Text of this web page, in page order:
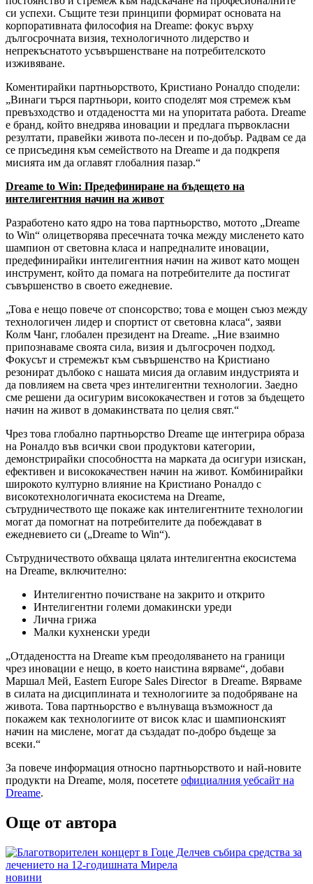
си успехи. Същите тези принципи формират основата на
корпоративната философия на Dreame: фокус върху
дългосрочната визия, технологичното лидерство и
непрекъснатото усъвършенстване на потребителското
изживяване.
Коментирайки партньорството, Кристиано Роналдо сподели:
„Винаги търся партньори, които споделят моя стремеж към
превъзходство и отдадеността ми на упоритата работа. Dreame
е бранд, който внедрява иновации и предлага първокласни
резултати, правейки живота по-лесен и по-добър. Радвам се да
се присъединя към семейството на Dreame и да подкрепя
мисията им да оглавят глобалния пазар.“
Dreame to Win: Предефиниране на бъдещето на
интелигентния начин на живот
Разработено като ядро на това партньорство, мотото „Dreame
to Win“ олицетворява пресечната точка между мисленето като
шампион от световна класа и напредналите иновации,
предефинирайки интелигентния начин на живот като мощен
инструмент, който да помага на потребителите да постигат
съвършенство в своето ежедневие.
„Това е нещо повече от спонсорство; това е мощен съюз между
технологичен лидер и спортист от световна класа“, заяви
Колм Чанг, глобален президент на Dreame. „Ние взаимно
припознаваме своята сила, визия и дългосрочен подход.
Фокусът и стремежът към съвършенство на Кристиано
резонират дълбоко с нашата мисия да оглавим индустрията и
да повлияем на света чрез интелигентни технологии. Заедно
сме решени да осигурим висококачествен и готов за бъдещето
начин на живот в домакинствата по целия свят.“
Чрез това глобално партньорство Dreame ще интегрира образа
на Роналдо във всички свои продуктови категории,
демонстрирайки способността на марката да осигури изискан,
ефективен и висококачествен начин на живот. Комбинирайки
широкото културно влияние на Кристиано Роналдо с
високотехнологичната екосистема на Dreame,
сътрудничеството ще покаже как интелигентните технологии
могат да помогнат на потребителите да побеждават в
ежедневието си („Dreame to Win“).
Сътрудничеството обхваща цялата интелигентна екосистема
на Dreame, включително:
Интелигентно почистване на закрито и открито
Интелигентни големи домакински уреди
Лична грижа
Малки кухненски уреди
„Отдадеността на Dreame към преодоляването на граници
чрез иновации е нещо, в което наистина вярваме“, добави
Маршал Мей, Eastern Europe Sales Director в Dreame. Вярваме
в силата на дисциплината и технологиите за подобряване на
живота. Това партньорство е вълнуваща възможност да
покажем как технологиите от висок клас и шампионският
начин на мислене, могат да създадат по-добро бъдеще за
всеки.“
За повече информация относно партньорството и най-новите
продукти на Dreame, моля, посетете официалния уебсайт на
Dreame.
Още от автора
Posted
новини